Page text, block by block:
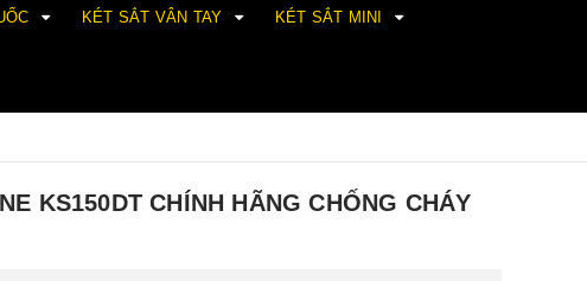
KÉT SẮT VÂN TAY KÉT SẮT MINI
KS150DT CHÍNH HÃNG CHỐNG CHÁY